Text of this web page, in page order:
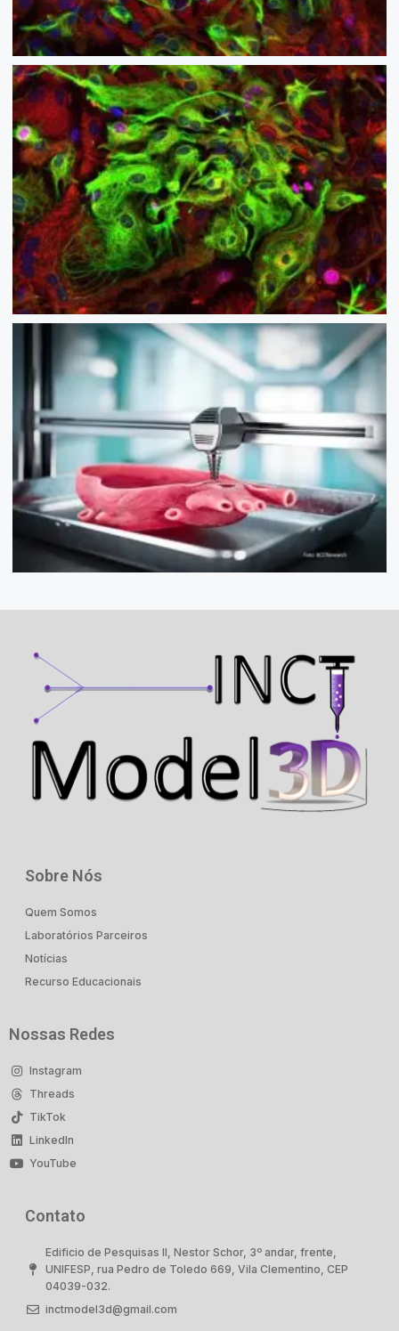
Sobre Nós
Quem Somos
Laboratórios Parceiros
Notícias
Recurso Educacionais
Nossas Redes
Instagram
Threads
TikTok
LinkedIn
YouTube
Contato
Edificio de Pesquisas II, Nestor Schor, 3º andar, frente,
UNIFESP, rua Pedro de Toledo 669, Vila Clementino, CEP
04039-032.
inctmodel3d@gmail.com